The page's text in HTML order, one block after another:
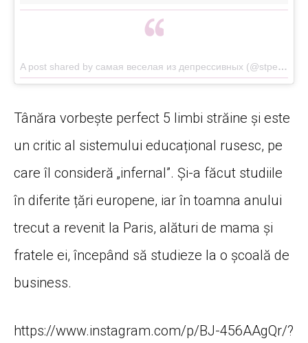
A post shared by самая веселая из депрессивных (@stpellegrino)
Tânăra vorbește perfect 5 limbi străine și este
un critic al sistemului educațional rusesc, pe
care îl consideră „infernal”. Și-a făcut studiile
în diferite țări europene, iar în toamna anului
trecut a revenit la Paris, alături de mama și
fratele ei, începând să studieze la o școală de
business.
https://www.instagram.com/p/BJ-456AAgQr/?